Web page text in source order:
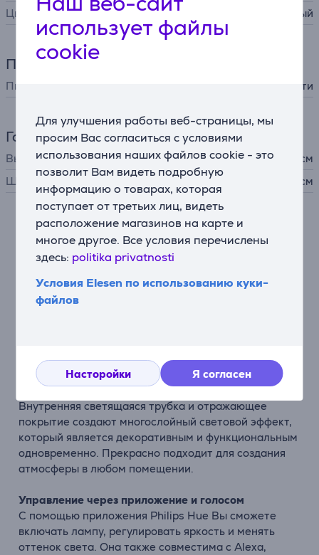
использует файлы
cookie
Для улучшения работы веб-страницы, мы
просим Вас согласиться с условиями
использования наших файлов cookie - это
позволит Вам видеть подробную
информацию о товарах, которая
поступает от третьих лиц, видеть
расположение магазинов на карте и
многое другое. Все условия перечислены
здесь: politika privatnosti
Условия Elesen по использованию куки-
файлов
Насторойки Я согласен
Цвет черный
Питание
Питание от сети
Габариты
Высота
17,6 см
Ширина
9,5 см
Описание
Яркий элемент интерьера
Лампочка G95 Lightguide создана для того, чтобы
производить впечатление – большая и сияющая, она
характера.
Уникальный световой эффект
Внутренняя светящаяся трубка и отражающее
покрытие создают многослойный световой эффект,
который является декоративным и функциональным
одновременно. Прекрасно подходит для создания
атмосферы в любом помещении.
Управление через приложение и голосом
С помощью приложения Philips Hue Вы сможете
включать лампу, регулировать яркость и менять
оттенок света. Она также совместима с Alexa,